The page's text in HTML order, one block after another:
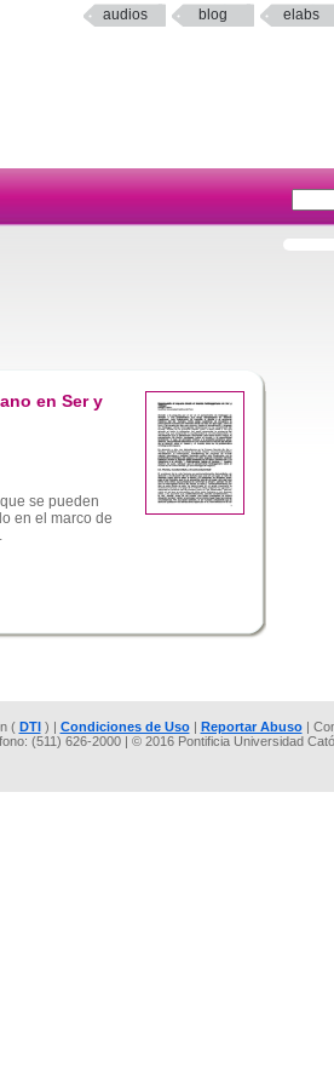
audios blog elabs
en Ser y
se pueden
en el marco de
( DTI) | Condiciones de Uso| Reportar Abuso|
(511) 626-2000 | © 2016 Pontificia Universidad